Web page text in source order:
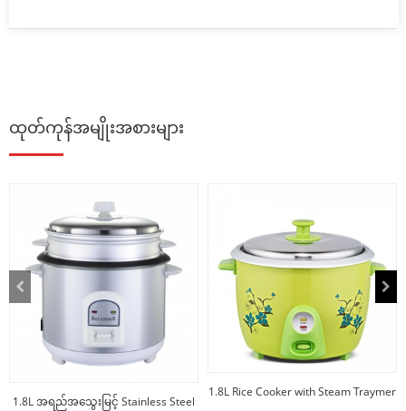
ထုတ်ကုန်အမျိုးအစားများ
1.8L အရည်အသွေးမြင့် Stainless Steel
1.8L Rice Cooker with Steam Traymer